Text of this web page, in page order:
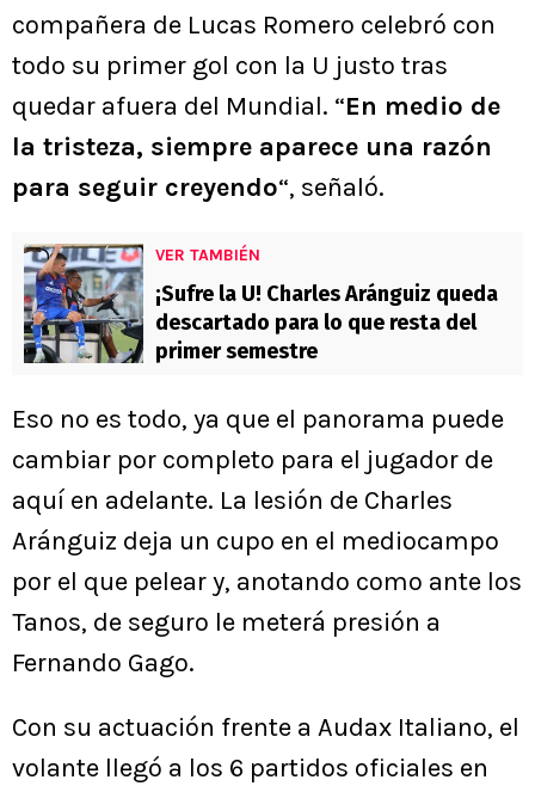
compañera de Lucas Romero celebró con
todo su primer gol con la U justo tras
quedar afuera del Mundial. “En medio de
la tristeza, siempre aparece una razón
para seguir creyendo“, señaló.
VER TAMBIÉN
¡Sufre la U! Charles Aránguiz queda
descartado para lo que resta del
primer semestre
Eso no es todo, ya que el panorama puede
cambiar por completo para el jugador de
aquí en adelante. La lesión de Charles
Aránguiz deja un cupo en el mediocampo
por el que pelear y, anotando como ante los
Tanos, de seguro le meterá presión a
Fernando Gago.
Con su actuación frente a Audax Italiano, el
volante llegó a los 6 partidos oficiales en